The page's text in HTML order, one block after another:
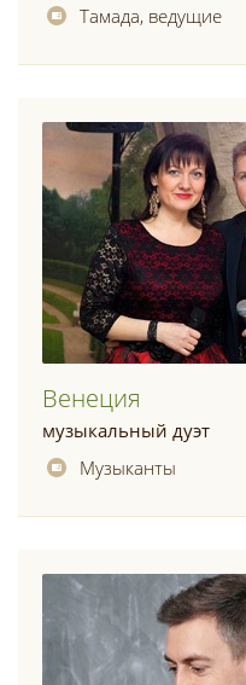
Тамада, ведущие
Венеция
музыкальный дуэт
Музыканты